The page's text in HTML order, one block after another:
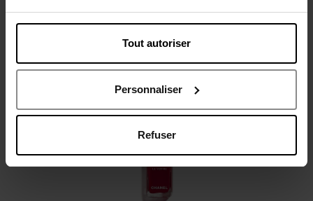
Tout autoriser
Personnaliser
Refuser
Karakteristieken
Nog iets vergeten ?